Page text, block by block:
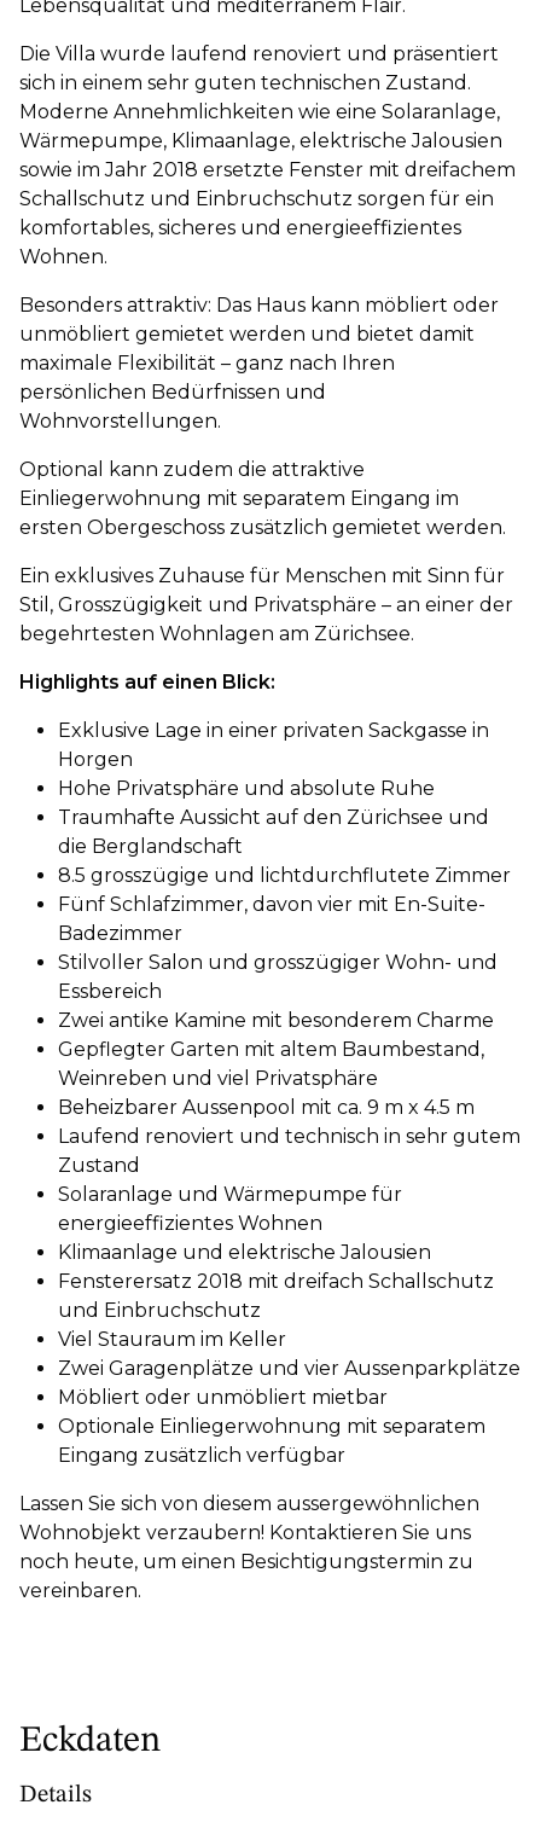
Lebensqualität und mediterranem Flair.
Die Villa wurde laufend renoviert und präsentiert
sich in einem sehr guten technischen Zustand.
Moderne Annehmlichkeiten wie eine Solaranlage,
Wärmepumpe, Klimaanlage, elektrische Jalousien
sowie im Jahr 2018 ersetzte Fenster mit dreifachem
Schallschutz und Einbruchschutz sorgen für ein
komfortables, sicheres und energieeffizientes
Wohnen.
Besonders attraktiv: Das Haus kann möbliert oder
unmöbliert gemietet werden und bietet damit
maximale Flexibilität – ganz nach Ihren
persönlichen Bedürfnissen und
Wohnvorstellungen.
Optional kann zudem die attraktive
Einliegerwohnung mit separatem Eingang im
ersten Obergeschoss zusätzlich gemietet werden.
Ein exklusives Zuhause für Menschen mit Sinn für
Stil, Grosszügigkeit und Privatsphäre – an einer der
begehrtesten Wohnlagen am Zürichsee.
Highlights auf einen Blick:
Exklusive Lage in einer privaten Sackgasse in
Horgen
Hohe Privatsphäre und absolute Ruhe
Traumhafte Aussicht auf den Zürichsee und
die Berglandschaft
8.5 grosszügige und lichtdurchflutete Zimmer
Fünf Schlafzimmer, davon vier mit En-Suite-
Badezimmer
Stilvoller Salon und grosszügiger Wohn- und
Essbereich
Zwei antike Kamine mit besonderem Charme
Gepflegter Garten mit altem Baumbestand,
Weinreben und viel Privatsphäre
Beheizbarer Aussenpool mit ca. 9 m x 4.5 m
Laufend renoviert und technisch in sehr gutem
Zustand
Solaranlage und Wärmepumpe für
energieeffizientes Wohnen
Klimaanlage und elektrische Jalousien
Fensterersatz 2018 mit dreifach Schallschutz
und Einbruchschutz
Viel Stauraum im Keller
Zwei Garagenplätze und vier Aussenparkplätze
Möbliert oder unmöbliert mietbar
Optionale Einliegerwohnung mit separatem
Eingang zusätzlich verfügbar
Lassen Sie sich von diesem aussergewöhnlichen
Wohnobjekt verzaubern! Kontaktieren Sie uns
noch heute, um einen Besichtigungstermin zu
vereinbaren.
Eckdaten
Details